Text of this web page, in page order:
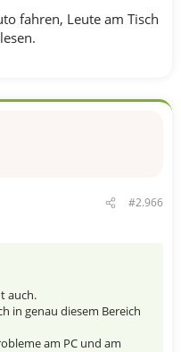
fahren, Leute am Tisch
#2.966
auch.
in genau diesem Bereich
am PC und am